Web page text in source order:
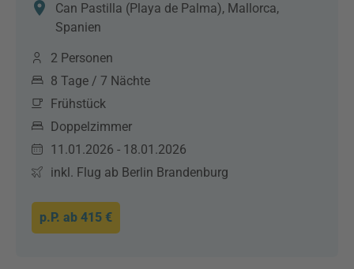
Can Pastilla (Playa de Palma), Mallorca,
Spanien
2 Personen
8 Tage / 7 Nächte
Frühstück
Doppelzimmer
11.01.2026 - 18.01.2026
inkl. Flug ab Berlin Brandenburg
p.P. ab 415 €